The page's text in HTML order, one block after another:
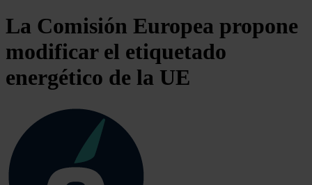
La Comisión Europea propone
modificar el etiquetado
energético de la UE